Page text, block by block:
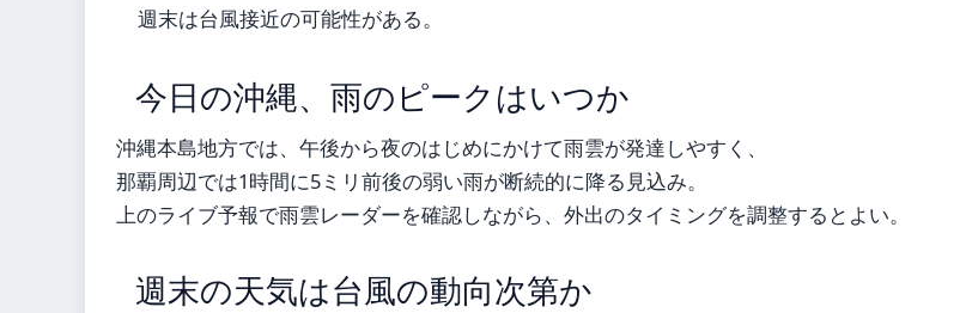
週末は台風接近の可能性がある。
今日の沖縄、雨のピークはいつか
沖縄本島地方では、午後から夜のはじめにかけて雨雲が発達しやすく、
那覇周辺では1時間に5ミリ前後の弱い雨が断続的に降る見込み。
上のライブ予報で雨雲レーダーを確認しながら、外出のタイミングを調整するとよい。
週末の天気は台風の動向次第か